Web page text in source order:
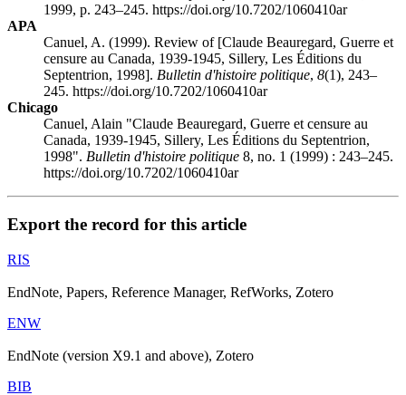
1999, p. 243–245. https://doi.org/10.7202/1060410ar
APA
Canuel, A. (1999). Review of [Claude Beauregard, Guerre et
censure au Canada, 1939-1945, Sillery, Les Éditions du
Septentrion, 1998]. Bulletin d'histoire politique, 8(1), 243–
245. https://doi.org/10.7202/1060410ar
Chicago
Canuel, Alain "Claude Beauregard, Guerre et censure au
Canada, 1939-1945, Sillery, Les Éditions du Septentrion,
1998". Bulletin d'histoire politique 8, no. 1 (1999) : 243–245.
https://doi.org/10.7202/1060410ar
Export the record for this article
RIS
EndNote, Papers, Reference Manager, RefWorks, Zotero
ENW
EndNote (version X9.1 and above), Zotero
BIB